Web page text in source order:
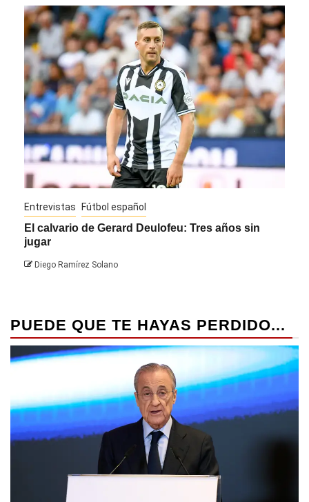
Entrevistas Fútbol español
El calvario de Gerard Deulofeu: Tres años sin
jugar
Diego Ramírez Solano
PUEDE QUE TE HAYAS PERDIDO...